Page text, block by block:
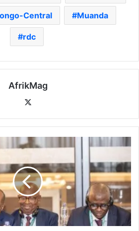
Central Muanda
rdc
AfrikMag